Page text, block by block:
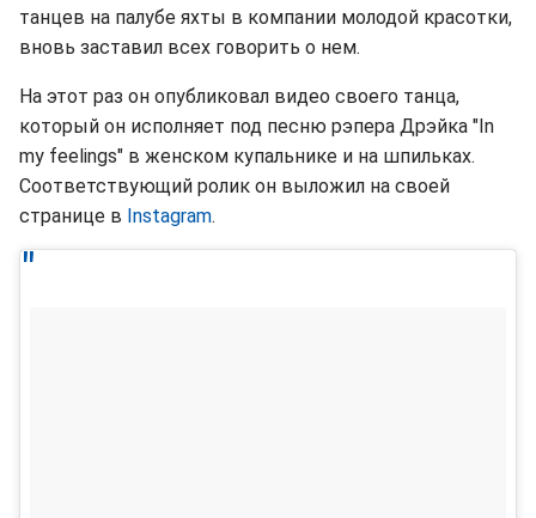
танцев на палубе яхты в компании молодой красотки,
вновь заставил всех говорить о нем.
На этот раз он опубликовал видео своего танца,
который он исполняет под песню рэпера Дрэйка "In
my feelings" в женском купальнике и на шпильках.
Соответствующий ролик он выложил на своей
странице в Instagram.